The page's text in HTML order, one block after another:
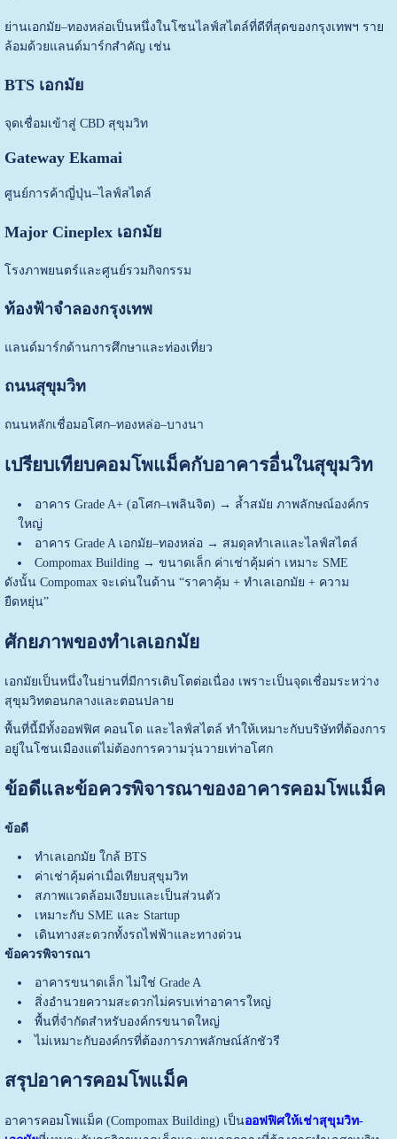
ย่านเอกมัย–ทองหล่อเป็นหนึ่งในโซนไลฟ์สไตล์ที่ดีที่สุดของกรุงเทพฯ ราย
ล้อมด้วยแลนด์มาร์กสำคัญ เช่น
BTS เอกมัย
จุดเชื่อมเข้าสู่ CBD สุขุมวิท
Gateway Ekamai
ศูนย์การค้าญี่ปุ่น–ไลฟ์สไตล์
Major Cineplex เอกมัย
โรงภาพยนตร์และศูนย์รวมกิจกรรม
ท้องฟ้าจำลองกรุงเทพ
แลนด์มาร์กด้านการศึกษาและท่องเที่ยว
ถนนสุขุมวิท
ถนนหลักเชื่อมอโศก–ทองหล่อ–บางนา
เปรียบเทียบคอมโพแม็คกับอาคารอื่นในสุขุมวิท
อาคาร Grade A+ (อโศก–เพลินจิต) → ล้ำสมัย ภาพลักษณ์องค์กร
ใหญ่
อาคาร Grade A เอกมัย–ทองหล่อ → สมดุลทำเลและไลฟ์สไตล์
Compomax Building → ขนาดเล็ก ค่าเช่าคุ้มค่า เหมาะ SME
ดังนั้น Compomax จะเด่นในด้าน “ราคาคุ้ม + ทำเลเอกมัย + ความ
ยืดหยุ่น”
ศักยภาพของทำเลเอกมัย
เอกมัยเป็นหนึ่งในย่านที่มีการเติบโตต่อเนื่อง เพราะเป็นจุดเชื่อมระหว่าง
สุขุมวิทตอนกลางและตอนปลาย
พื้นที่นี้มีทั้งออฟฟิศ คอนโด และไลฟ์สไตล์ ทำให้เหมาะกับบริษัทที่ต้องการ
อยู่ในโซนเมืองแต่ไม่ต้องการความวุ่นวายเท่าอโศก
ข้อดีและข้อควรพิจารณาของอาคารคอมโพแม็ค
ข้อดี
ทำเลเอกมัย ใกล้ BTS
ค่าเช่าคุ้มค่าเมื่อเทียบสุขุมวิท
สภาพแวดล้อมเงียบและเป็นส่วนตัว
เหมาะกับ SME และ Startup
เดินทางสะดวกทั้งรถไฟฟ้าและทางด่วน
ข้อควรพิจารณา
อาคารขนาดเล็ก ไม่ใช่ Grade A
สิ่งอำนวยความสะดวกไม่ครบเท่าอาคารใหญ่
พื้นที่จำกัดสำหรับองค์กรขนาดใหญ่
ไม่เหมาะกับองค์กรที่ต้องการภาพลักษณ์ลักชัวรี
สรุปอาคารคอมโพแม็ค
อาคารคอมโพแม็ค (Compomax Building) เป็นออฟฟิศให้เช่าสุขุมวิท-